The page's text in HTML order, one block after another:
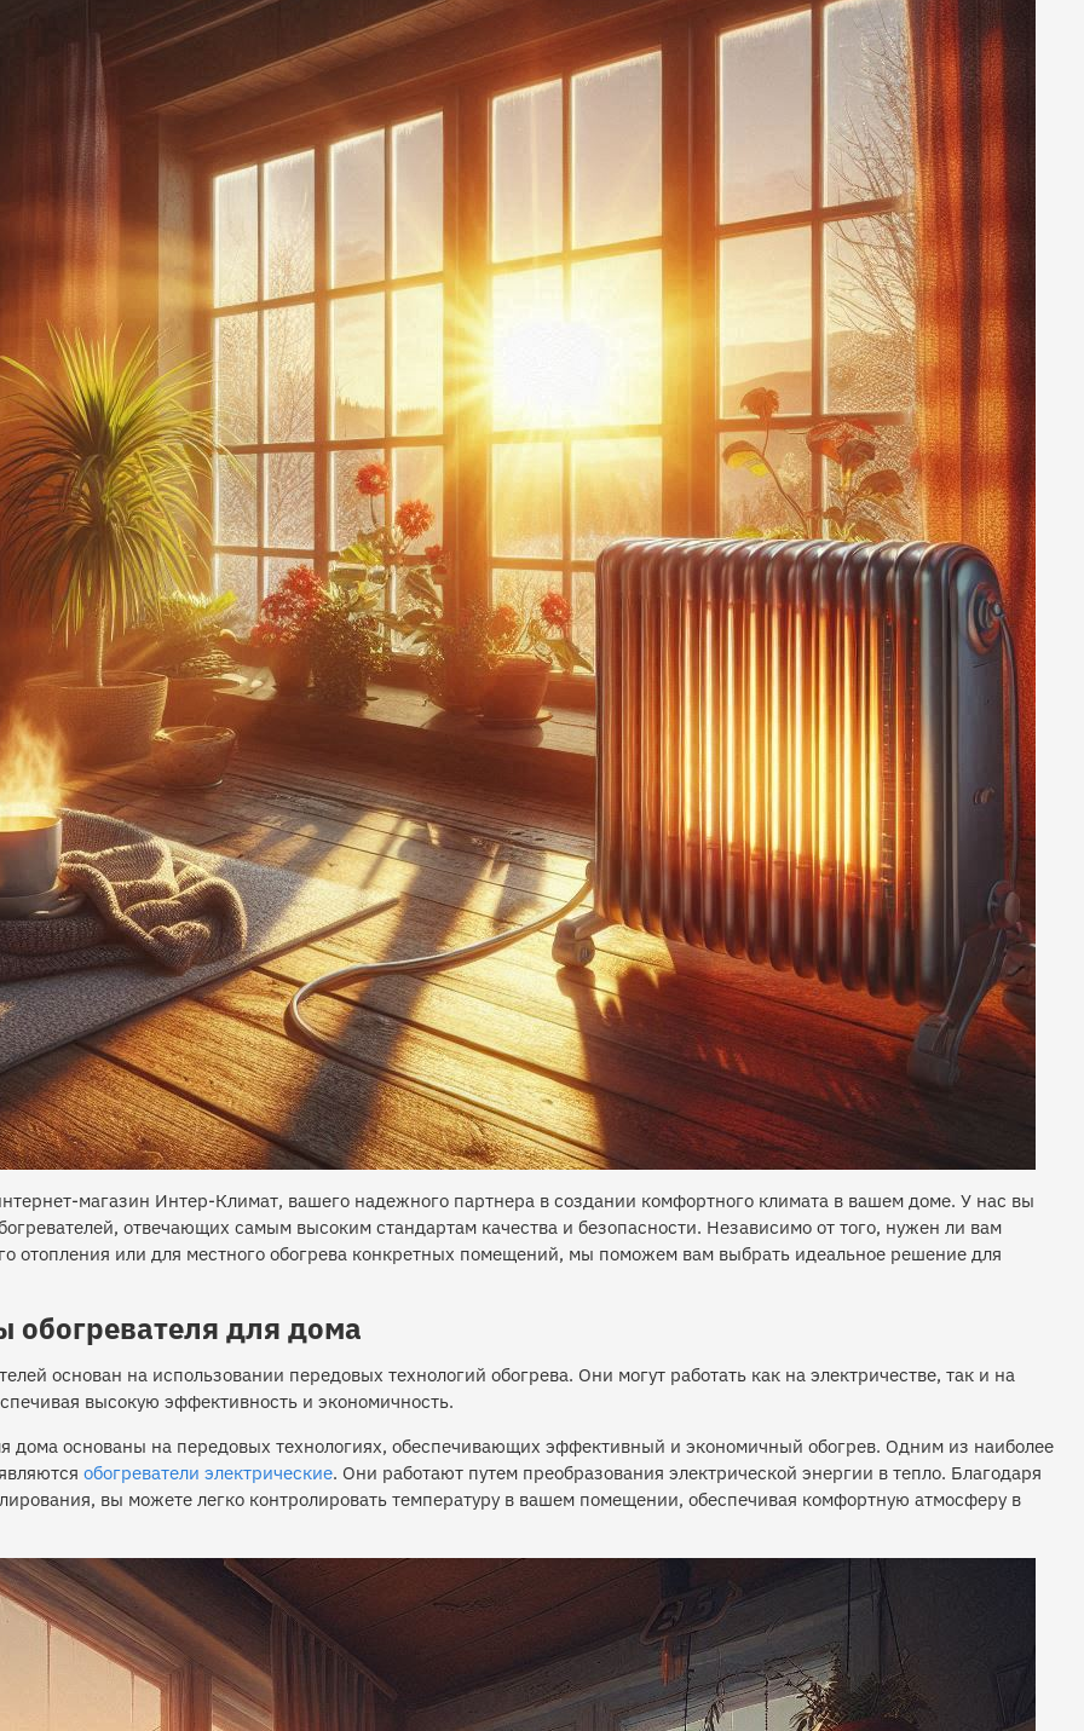
магазин Интер-Климат, вашего надежного партнера в создании комфортного климата в вашем доме. У нас вы
отвечающих самым высоким стандартам качества и безопасности. Независимо от того, нужен ли вам
отопления или для местного обогрева конкретных помещений, мы поможем вам выбрать идеальное решение для
обогревателя для дома
основан на использовании передовых технологий обогрева. Они могут работать как на электричестве, так и на
высокую эффективность и экономичность.
дома основаны на передовых технологиях, обеспечивающих эффективный и экономичный обогрев. Одним из наиболее
обогреватели электрические. Они работают путем преобразования электрической энергии в тепло. Благодаря
вы можете легко контролировать температуру в вашем помещении, обеспечивая комфортную атмосферу в